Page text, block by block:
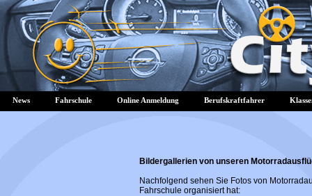
News Fahrschule Online Anmeldung Berufskraftfahrer
Bildergallerien von unseren
Nachfolgend sehen Sie Fotos von
Fahrschule organisiert hat: